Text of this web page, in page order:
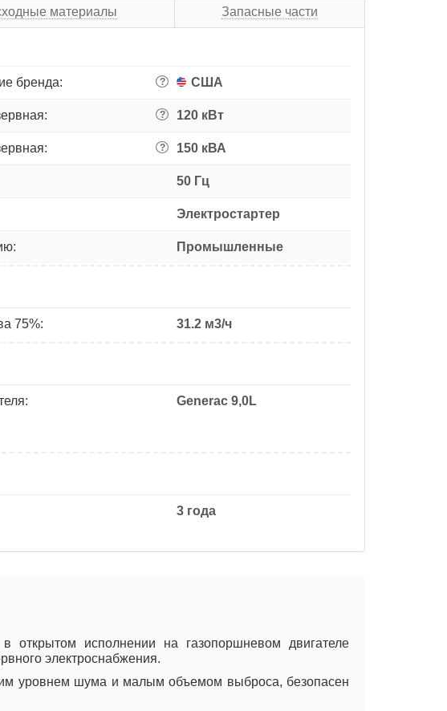
материалы Запасные части
бренда: ? США
? 120 кВт
? 150 кВА
50 Гц
Электростартер
Промышленные
75%: 31.2 м3/ч
Generac 9,0L
3 года
открытом исполнении на газопоршневом двигателе
электроснабжения.
уровнем шума и малым объемом выброса, безопасен